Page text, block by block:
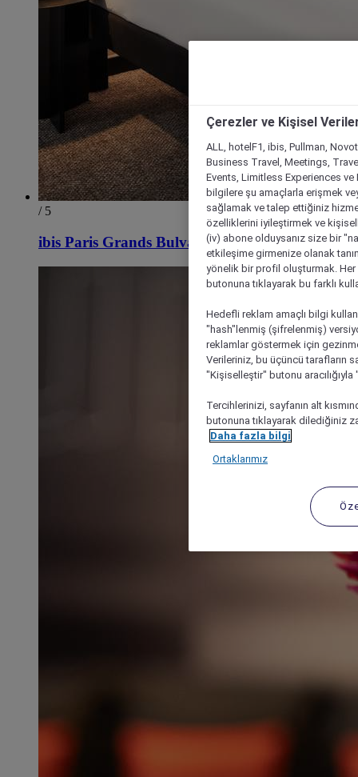
/ 5
ibis Paris Grands Bulvarı Opera 9. Bölge
Çerezler ve Kişisel
ALL, hotelF1, ibis, Pullman,
Business Travel, Meetings,
Events, Limitless Experiences
bilgilere şu amaçlarla erişmek
sağlamak ve talep ettiğiniz
özelliklerini iyileştirmek ve
(iv) abone olduysanız size bir
etkileşime girmenize olanak
yönelik bir profil oluşturmak.
butonuna tıklayarak bu farklı
Hedefli reklam amaçlı bilgi
"hash"lenmiş (şifrelenmiş)
reklamlar göstermek için
Verileriniz, bu üçüncü tarafların
"Kişiselleştir" butonu
Tercihlerinizi, sayfanın alt
butonuna tıklayarak dilediğiniz
Daha fazla bilgi
Ortaklarımız